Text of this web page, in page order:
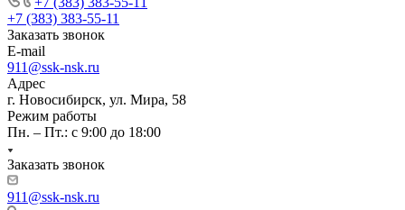
+7 (383) 383-55-11
Заказать звонок
E-mail
911@ssk-nsk.ru
Адрес
г. Новосибирск, ул. Мира, 58
Режим работы
Пн. – Пт.: с 9:00 до 18:00
Заказать звонок
911@ssk-nsk.ru